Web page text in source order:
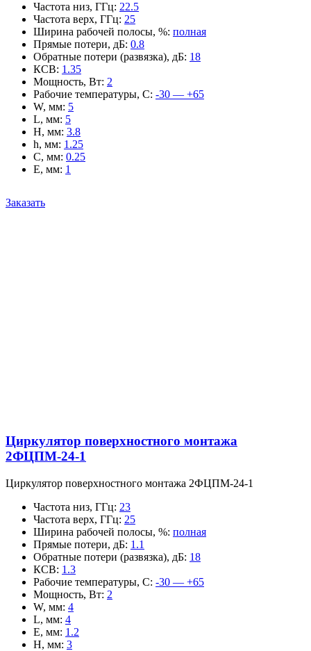
Частота низ, ГГц: 22.5
Частота верх, ГГц: 25
Ширина рабочей полосы, %: полная
Прямые потери, дБ: 0.8
Обратные потери (развязка), дБ: 18
КСВ: 1.35
Мощность, Вт: 2
Рабочие температуры, С: -30 — +65
W, мм: 5
L, мм: 5
H, мм: 3.8
h, мм: 1.25
C, мм: 0.25
E, мм: 1
Заказать
Циркулятор поверхностного монтажа
2ФЦПМ-24-1
Циркулятор поверхностного монтажа 2ФЦПМ-24-1
Частота низ, ГГц: 23
Частота верх, ГГц: 25
Ширина рабочей полосы, %: полная
Прямые потери, дБ: 1.1
Обратные потери (развязка), дБ: 18
КСВ: 1.3
Рабочие температуры, С: -30 — +65
Мощность, Вт: 2
W, мм: 4
L, мм: 4
E, мм: 1.2
H, мм: 3